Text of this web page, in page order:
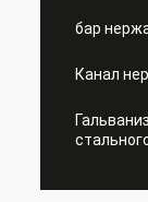
бар
Канал